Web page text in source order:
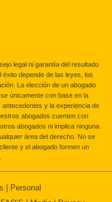
legal ni garantía del resultado
depende de las leyes, los
La elección de un abogado
únicamente con base en la
y la experiencia de
abogados cuenten con
abogados ni implica ninguna
área del derecho. No se
y el abogado formen un
Personal